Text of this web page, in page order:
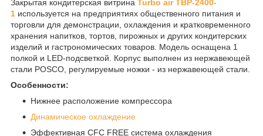
Закрытая кондитерская витрина Turbo air TBP-2400-
1 используется на предприятиях общественного питания и
торговли для демонстрации, охлаждения и кратковременного
хранения напитков, тортов, пирожных и других кондитерских
изделий и гастрономических товаров. Модель оснащена 1
полкой и LED-подсветкой. Корпус выполнен из нержавеющей
стали POSCO, регулируемые ножки - из нержавеющей стали.
Особенности:
Нижнее расположение компрессора
Динамическое охлаждение
Эффективная CFC FREE система охлаждения